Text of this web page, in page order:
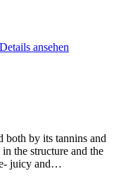
ansehen
both by its tannins and
the structure and the
juicy and…